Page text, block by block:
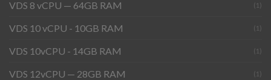
VDS 8 vCPU — 64GB RAM (1)
VDS 10 vCPU - 10GB RAM (1)
VDS 10vCPU - 14GB RAM (1)
VDS 12vCPU — 28GB RAM (1)